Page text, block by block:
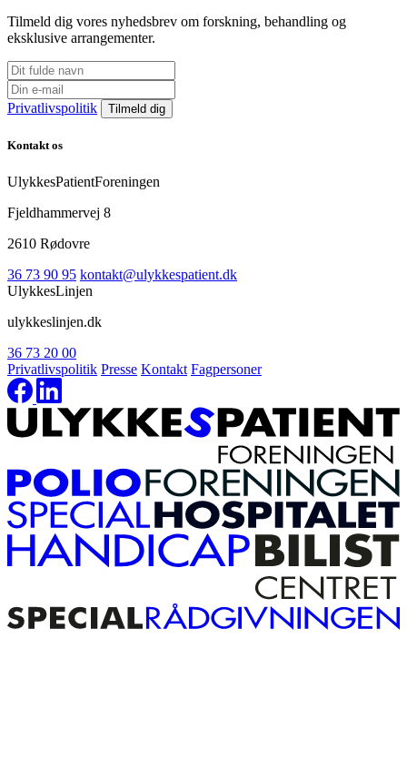
Tilmeld dig vores nyhedsbrev om forskning, behandling og
eksklusive arrangementer.
Privatlivspolitik
Kontakt os
UlykkesPatientForeningen
Fjeldhammervej 8
2610 Rødovre
36 73 90 95 kontakt@ulykkespatient.dk
UlykkesLinjen
ulykkeslinjen.dk
36 73 20 00
Privatlivspolitik Presse Kontakt Fagpersoner